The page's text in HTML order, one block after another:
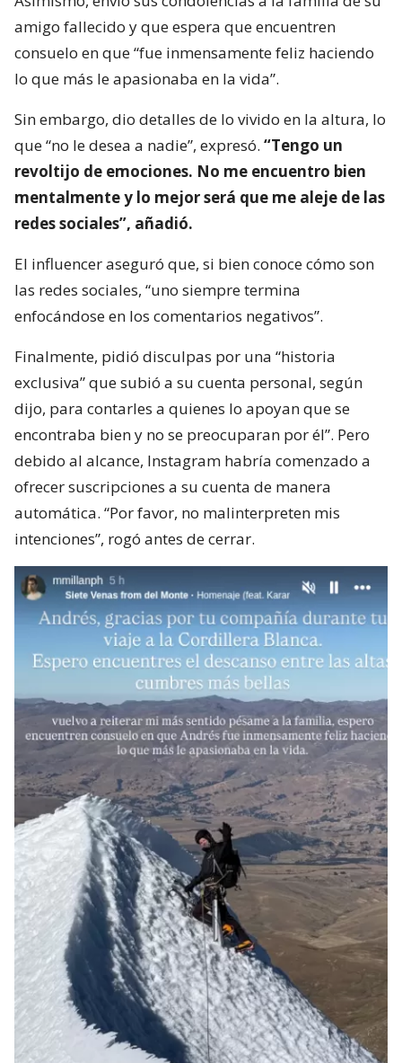
amigo fallecido y que espera que encuentren
consuelo en que “fue inmensamente feliz haciendo
lo que más le apasionaba en la vida”.
Sin embargo, dio detalles de lo vivido en la altura, lo
que “no le desea a nadie”, expresó. “Tengo un
revoltijo de emociones. No me encuentro bien
mentalmente y lo mejor será que me aleje de las
redes sociales”, añadió.
El influencer aseguró que, si bien conoce cómo son
las redes sociales, “uno siempre termina
enfocándose en los comentarios negativos”.
Finalmente, pidió disculpas por una “historia
exclusiva” que subió a su cuenta personal, según
dijo, para contarles a quienes lo apoyan que se
encontraba bien y no se preocuparan por él”. Pero
debido al alcance, Instagram habría comenzado a
ofrecer suscripciones a su cuenta de manera
automática. “Por favor, no malinterpreten mis
intenciones”, rogó antes de cerrar.